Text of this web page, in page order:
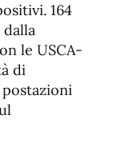
164
le USCA-
di